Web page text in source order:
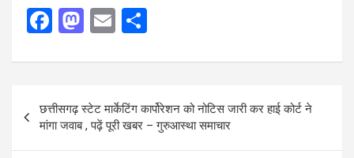
F
ce
b
o
o
M
st
o
d
o
E
ail ar
e
navigation
छत्तीसगढ़ स्टेट मार्केटिंग कार्पोरेशन को नोटिस जारी कर हाई कोर्ट ने
मांगा जवाब , पढ़ें पूरी खबर – गुरुआस्था समाचार